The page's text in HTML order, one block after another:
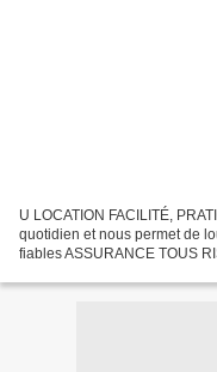
U LOCATION FACILITÉ,
quotidien et nous permet de
fiables ASSURANCE TOUS